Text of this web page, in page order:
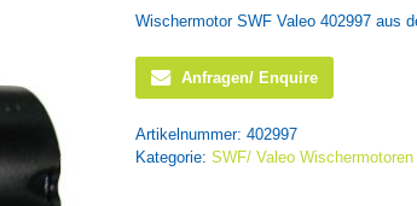
Wischermotor SWF Valeo 402997 aus
Anfragen/ Enquire
Artikelnummer: 402997
Kategorie: SWF/ Valeo Wischermotoren